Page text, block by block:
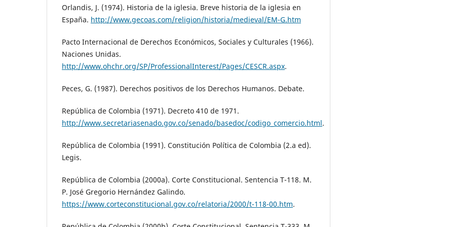
Orlandis, J. (1974). Historia de la iglesia. Breve historia de la iglesia en
España. http://www.gecoas.com/religion/historia/medieval/EM-G.htm
Pacto Internacional de Derechos Económicos, Sociales y Culturales (1966).
Naciones Unidas.
http://www.ohchr.org/SP/ProfessionalInterest/Pages/CESCR.aspx.
Peces, G. (1987). Derechos positivos de los Derechos Humanos. Debate.
República de Colombia (1971). Decreto 410 de 1971.
http://www.secretariasenado.gov.co/senado/basedoc/codigo_comercio.html.
República de Colombia (1991). Constitución Política de Colombia (2.a ed).
Legis.
República de Colombia (2000a). Corte Constitucional. Sentencia T-118. M.
P. José Gregorio Hernández Galindo.
https://www.corteconstitucional.gov.co/relatoria/2000/t-118-00.htm.